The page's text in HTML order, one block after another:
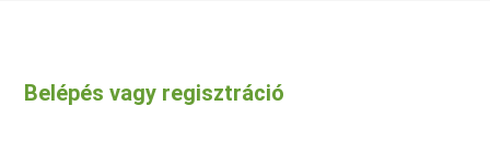
Belépés vagy regisztráció